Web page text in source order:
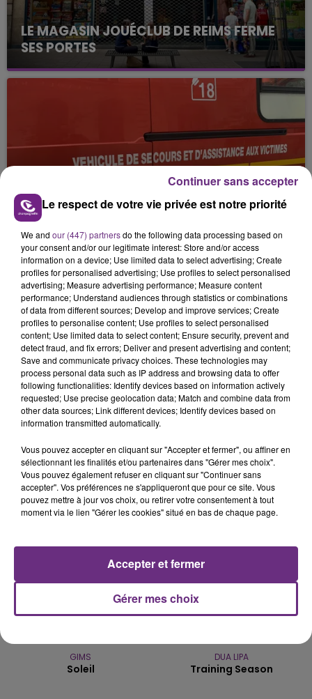
LE MAGASIN JOUÉCLUB DE REIMS FERME
SES PORTES
C'était l'une des institutions du centre-ville
rémois. Le magasin JouéClub est contraint de
UNE JEUNE AUTOMOBILISTE GRIÈVEMENT
BLESSÉE
Une automobiliste s'est retrouvée piégée dans
son véhicule après une collision avec un poids
lourd. Très grièvement blessée, la jeune femme
de 20 ans a été...
TITRES DIFFUSÉS
11h04
11h04
JASON DERULO
Want To Want Me
11h01
11h01
TEDDY SWIMS
Mr Know It All
10h58
10h58
GIMS
Soleil
10h56
10h56
DUA LIPA
Training Season
Le respect de votre vie privée est notre priorité
We and our (447) partnersdo the following data processing based on
your consent and/or our legitimate interest: Store and/or access
information on a device; Use limited data to select advertising; Create
profiles for personalised advertising; Use profiles to select personalised
advertising; Measure advertising performance; Measure content
performance; Understand audiences through statistics or combinations
of data from different sources; Develop and improve services; Create
profiles to personalise content; Use profiles to select personalised
content; Use limited data to select content; Ensure security, prevent and
detect fraud, and fix errors; Deliver and present advertising and content;
Save and communicate privacy choices. These technologies may
process personal data such as IP address and browsing data to offer
following functionalities: Identify devices based on information actively
requested; Use precise geolocation data; Match and combine data from
other data sources; Link different devices; Identify devices based on
information transmitted automatically.
Vous pouvez accepter en cliquant sur "Accepter et fermer", ou affiner en
sélectionnant les finalités et/ou partenaires dans "Gérer mes choix".
Vous pouvez également refuser en cliquant sur "Continuer sans
accepter". Vos préférences ne s'appliqueront que pour ce site. Vous
pouvez mettre à jour vos choix, ou retirer votre consentement à tout
moment via le lien "Gérer les cookies" situé en bas de chaque page.
Gérer mes choix
Accepter et fermer
Continuer sans accepter